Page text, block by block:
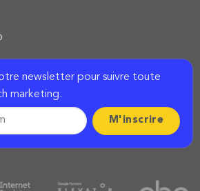
newsletter pour suivre toute
marketing.